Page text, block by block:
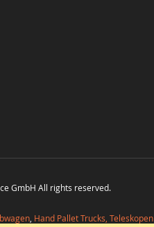
GmbH All rights reserved.
, Hand Pallet Trucks, Teleskopen